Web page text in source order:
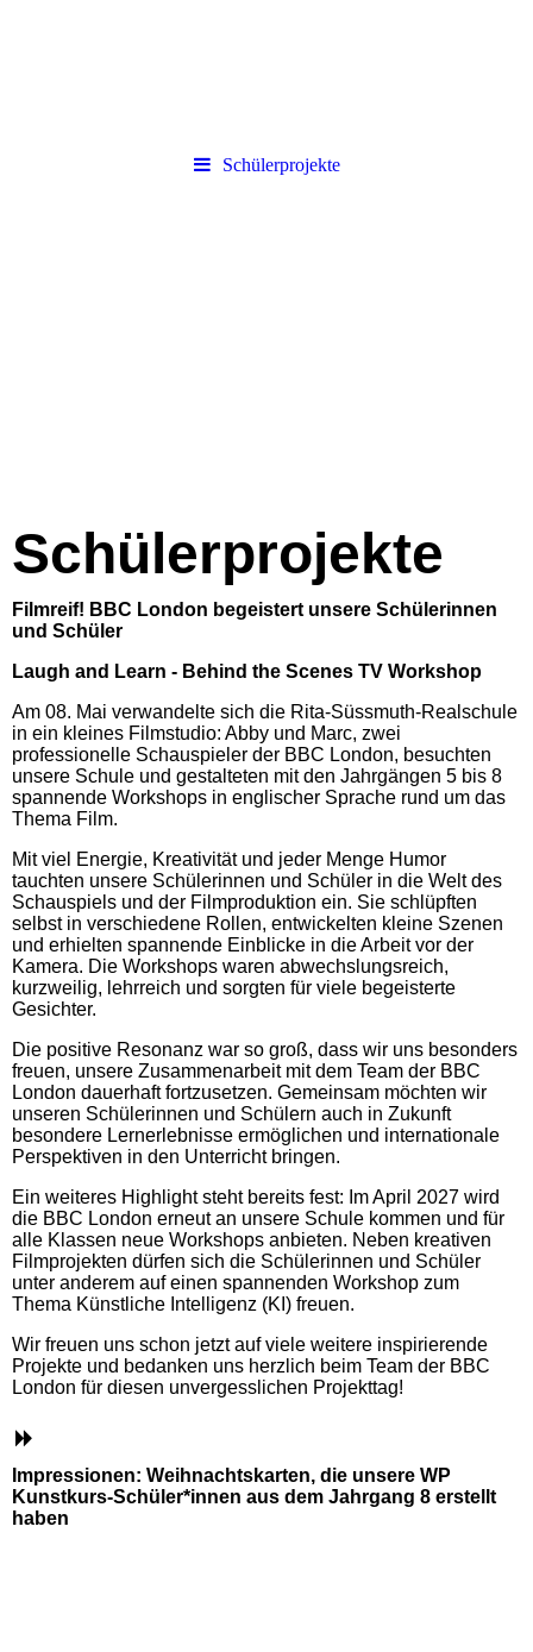
Schülerprojekte
Schülerprojekte
Filmreif! BBC London begeistert unsere Schülerinnen
und Schüler
Laugh and Learn - Behind the Scenes TV Workshop
Am 08. Mai verwandelte sich die Rita-Süssmuth-Realschule
in ein kleines Filmstudio: Abby und Marc, zwei
professionelle Schauspieler der BBC London, besuchten
unsere Schule und gestalteten mit den Jahrgängen 5 bis 8
spannende Workshops in englischer Sprache rund um das
Thema Film.
Mit viel Energie, Kreativität und jeder Menge Humor
tauchten unsere Schülerinnen und Schüler in die Welt des
Schauspiels und der Filmproduktion ein. Sie schlüpften
selbst in verschiedene Rollen, entwickelten kleine Szenen
und erhielten spannende Einblicke in die Arbeit vor der
Kamera. Die Workshops waren abwechslungsreich,
kurzweilig, lehrreich und sorgten für viele begeisterte
Gesichter.
Die positive Resonanz war so groß, dass wir uns besonders
freuen, unsere Zusammenarbeit mit dem Team der BBC
London dauerhaft fortzusetzen. Gemeinsam möchten wir
unseren Schülerinnen und Schülern auch in Zukunft
besondere Lernerlebnisse ermöglichen und internationale
Perspektiven in den Unterricht bringen.
Ein weiteres Highlight steht bereits fest: Im April 2027 wird
die BBC London erneut an unsere Schule kommen und für
alle Klassen neue Workshops anbieten. Neben kreativen
Filmprojekten dürfen sich die Schülerinnen und Schüler
unter anderem auf einen spannenden Workshop zum
Thema Künstliche Intelligenz (KI) freuen.
Wir freuen uns schon jetzt auf viele weitere inspirierende
Projekte und bedanken uns herzlich beim Team der BBC
London für diesen unvergesslichen Projekttag!
Impressionen: Weihnachtskarten, die unsere WP
Kunstkurs-Schüler*innen aus dem Jahrgang 8 erstellt
haben